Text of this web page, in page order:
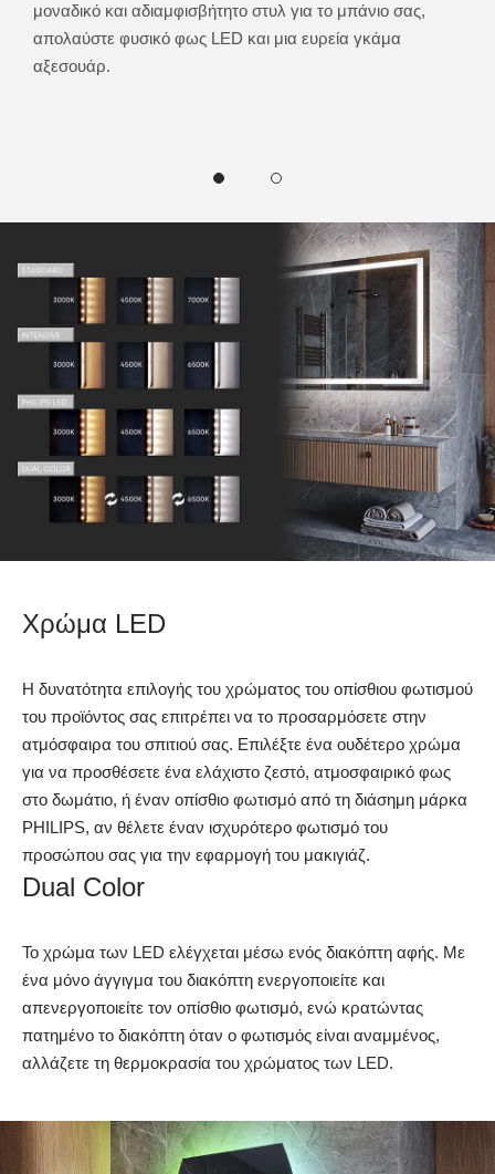
μοναδικό και αδιαμφισβήτητο στυλ για το μπάνιο σας,
απολαύστε φυσικό φως LED και μια ευρεία γκάμα
αξεσουάρ.
Χρώμα LED
Η δυνατότητα επιλογής του χρώματος του οπίσθιου φωτισμού
του προϊόντος σας επιτρέπει να το προσαρμόσετε στην
ατμόσφαιρα του σπιτιού σας. Επιλέξτε ένα ουδέτερο χρώμα
για να προσθέσετε ένα ελάχιστο ζεστό, ατμοσφαιρικό φως
στο δωμάτιο, ή έναν οπίσθιο φωτισμό από τη διάσημη μάρκα
PHILIPS, αν θέλετε έναν ισχυρότερο φωτισμό του
προσώπου σας για την εφαρμογή του μακιγιάζ.
Dual Color
Το χρώμα των LED ελέγχεται μέσω ενός διακόπτη αφής. Με
ένα μόνο άγγιγμα του διακόπτη ενεργοποιείτε και
απενεργοποιείτε τον οπίσθιο φωτισμό, ενώ κρατώντας
πατημένο το διακόπτη όταν ο φωτισμός είναι αναμμένος,
αλλάζετε τη θερμοκρασία του χρώματος των LED.